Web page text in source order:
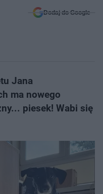
Dodaj do Google
Jana
ma nowego
piesek! Wabi się